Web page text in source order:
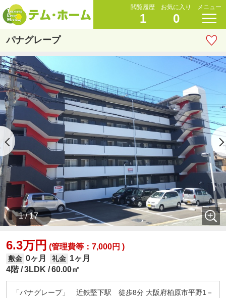
閲覧履歴
1
お気に入り
0
メニュー
パナグレープ
1 / 17
6.3万円 (管理費等：7,000円 )
敷金 0ヶ月 礼金 1ヶ月
4階 3LDK 60.00㎡
「パナグレープ」 近鉄堅下駅 徒歩8分 大阪府柏原市平野1－